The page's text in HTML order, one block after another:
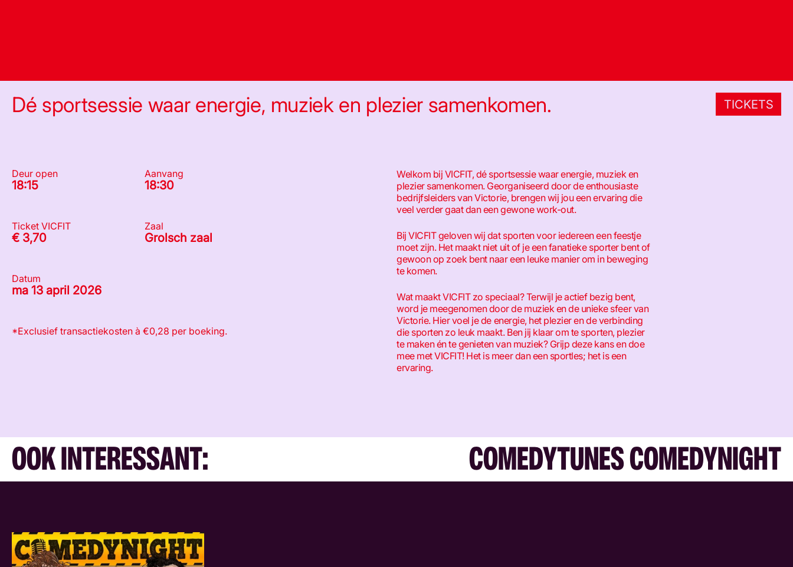
Dé sportsessie waar energie, muziek en plezier samenkomen. TICKETS
Deur open
18:15
Aanvang
18:30
Ticket VICFIT
€ 3,70
Zaal
Grolsch zaal
Datum
ma 13 april 2026
*Exclusief transactiekosten à €0,28 per boeking.
Welkom bij VICFIT, dé sportsessie waar energie, muziek en
plezier samenkomen. Georganiseerd door de enthousiaste
bedrijfsleiders van Victorie, brengen wij jou een ervaring die
veel verder gaat dan een gewone work-out.
Bij VICFIT geloven wij dat sporten voor iedereen een feestje
moet zijn. Het maakt niet uit of je een fanatieke sporter bent of
gewoon op zoek bent naar een leuke manier om in beweging
te komen.
Wat maakt VICFIT zo speciaal? Terwijl je actief bezig bent,
word je meegenomen door de muziek en de unieke sfeer van
Victorie. Hier voel je de energie, het plezier en de verbinding
die sporten zo leuk maakt. Ben jij klaar om te sporten, plezier
te maken én te genieten van muziek? Grijp deze kans en doe
mee met VICFIT! Het is meer dan een sportles; het is een
ervaring.
OOK INTERESSANT: COMEDYTUNES COMEDYNIGHT